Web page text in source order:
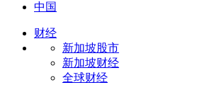
中国
财经
新加坡股市
新加坡财经
全球财经